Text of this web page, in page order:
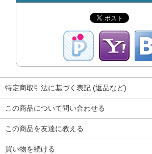
特定商取引法に基づく表記 (返品など)
この商品について問い合わせる
この商品を友達に教える
買い物を続ける